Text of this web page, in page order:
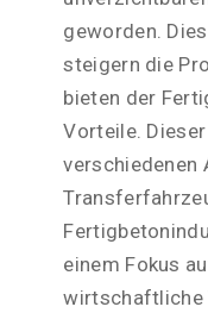
geworden.
steigern die
bieten der
Vorteile.
verschiedenen
einem Fokus
wirtschaftliche